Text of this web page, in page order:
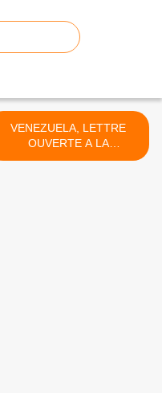
VENEZUELA, LETTRE
OUVERTE A LA
DIRECTION DU PCF >